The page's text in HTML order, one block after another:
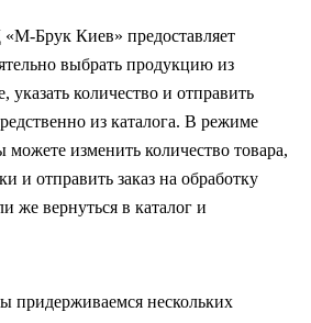
Брук Киев» предоставляет
выбрать продукцию из
указать количество и отправить
из каталога. В режиме
изменить количество товара,
и отправить заказ на обработку
же вернуться в каталог и
придерживаемся нескольких